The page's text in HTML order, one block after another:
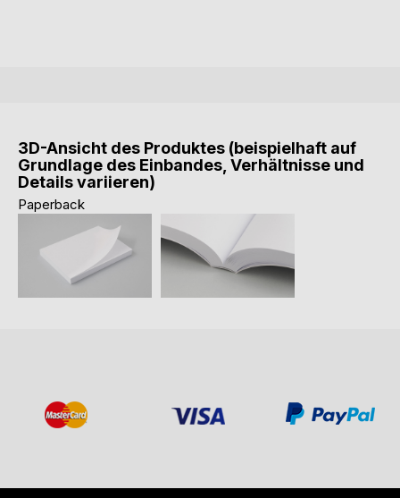
3D-Ansicht des Produktes (beispielhaft auf
Grundlage des Einbandes, Verhältnisse und
Details variieren)
Paperback